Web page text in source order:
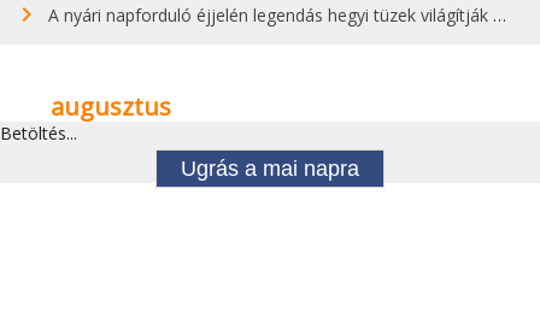
A nyári napforduló éjjelén legendás hegyi tüzek világítják meg Zugspitzét
augusztus
Betöltés...
Ugrás a mai napra